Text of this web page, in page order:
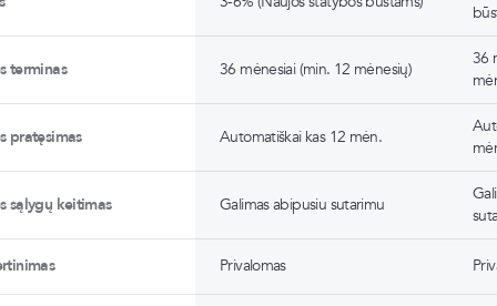
terminas 36 mėnesiai (min. 12 mėnesių)
36
pratęsimas Automatiškai kas 12 mėn.
sąlygų keitimas Galimas abipusiu sutarimu
Privalomas